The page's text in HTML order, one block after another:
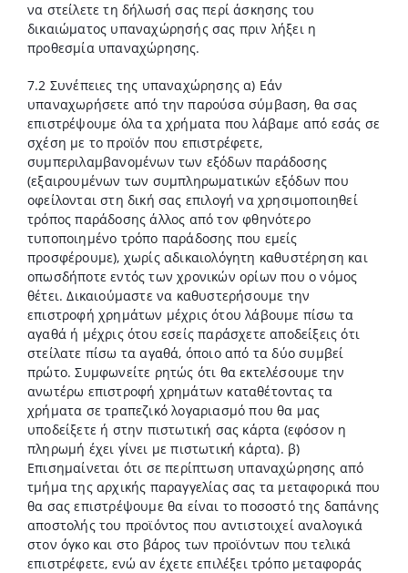
να στείλετε τη δήλωσή σας περί άσκησης του
δικαιώματος υπαναχώρησής σας πριν λήξει η
προθεσμία υπαναχώρησης.
7.2 Συνέπειες της υπαναχώρησης α) Εάν
υπαναχωρήσετε από την παρούσα σύμβαση, θα σας
επιστρέψουμε όλα τα χρήματα που λάβαμε από εσάς σε
σχέση με το προϊόν που επιστρέφετε,
συμπεριλαμβανομένων των εξόδων παράδοσης
(εξαιρουμένων των συμπληρωματικών εξόδων που
οφείλονται στη δική σας επιλογή να χρησιμοποιηθεί
τρόπος παράδοσης άλλος από τον φθηνότερο
τυποποιημένο τρόπο παράδοσης που εμείς
προσφέρουμε), χωρίς αδικαιολόγητη καθυστέρηση και
οπωσδήποτε εντός των χρονικών ορίων που ο νόμος
θέτει. Δικαιούμαστε να καθυστερήσουμε την
επιστροφή χρημάτων μέχρις ότου λάβουμε πίσω τα
αγαθά ή μέχρις ότου εσείς παράσχετε αποδείξεις ότι
στείλατε πίσω τα αγαθά, όποιο από τα δύο συμβεί
πρώτο. Συμφωνείτε ρητώς ότι θα εκτελέσουμε την
ανωτέρω επιστροφή χρημάτων καταθέτοντας τα
χρήματα σε τραπεζικό λογαριασμό που θα μας
υποδείξετε ή στην πιστωτική σας κάρτα (εφόσον η
πληρωμή έχει γίνει με πιστωτική κάρτα). β)
Επισημαίνεται ότι σε περίπτωση υπαναχώρησης από
τμήμα της αρχικής παραγγελίας σας τα μεταφορικά που
θα σας επιστρέψουμε θα είναι το ποσοστό της δαπάνης
αποστολής του προϊόντος που αντιστοιχεί αναλογικά
στον όγκο και στο βάρος των προϊόντων που τελικά
επιστρέφετε, ενώ αν έχετε επιλέξει τρόπο μεταφοράς